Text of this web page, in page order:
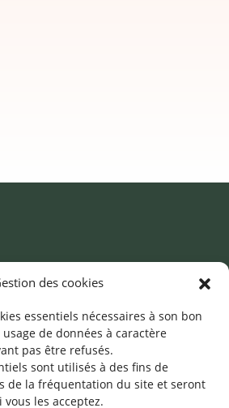
des cookies
essentiels nécessaires à son bon
de données à caractère
pas être refusés.
sont utilisés à des fins de
de la fréquentation du site et seront
les acceptez.